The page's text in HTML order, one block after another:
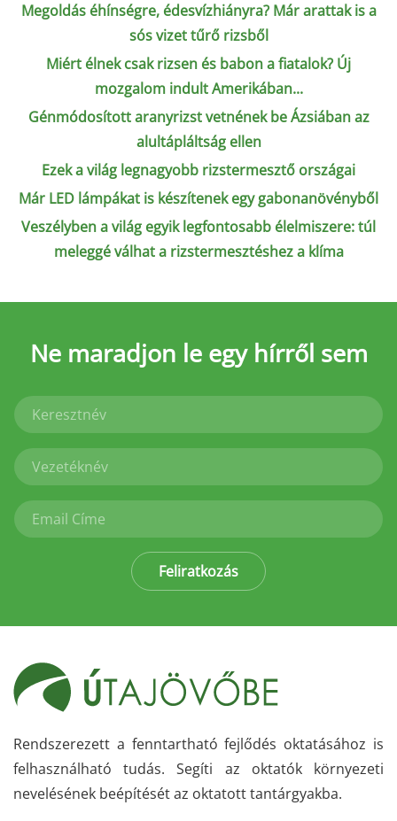
Megoldás éhínségre, édesvízhiányra? Már arattak is a
sós vizet tűrő rizsből
Miért élnek csak rizsen és babon a fiatalok? Új
mozgalom indult Amerikában...
Génmódosított aranyrizst vetnének be Ázsiában az
alultápláltság ellen
Ezek a világ legnagyobb rizstermesztő országai
Már LED lámpákat is készítenek egy gabonanövényből
Veszélyben a világ egyik legfontosabb élelmiszere: túl
meleggé válhat a rizstermesztéshez a klíma
Ne maradjon le egy hírről sem
Feliratkozás
Rendszerezett a fenntartható fejlődés oktatásához is
felhasználható tudás. Segíti az oktatók környezeti
nevelésének beépítését az oktatott tantárgyakba.